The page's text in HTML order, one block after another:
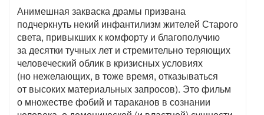
Анимешная закваска драмы призвана
подчеркнуть некий инфантилизм жителей Старого
света, привыкших к комфорту и благополучию
за десятки тучных лет и стремительно теряющих
человеческий облик в кризисных условиях
(но нежелающих, в тоже время, отказываться
от высоких материальных запросов). Это фильм
о множестве фобий и тараканов в сознании